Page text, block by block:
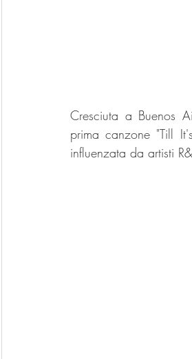
Cresciuta a Buenos
prima canzone "Till
influenzata da artisti